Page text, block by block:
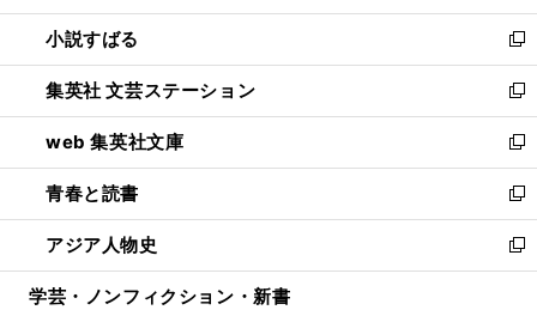
開
く
ウ
で
開
く
し
い
ウ
ィ
ン
ド
ウ
で
開
く
小説すばる
新
し
い
ウ
ィ
ン
ド
ウ
で
開
集英社 文芸ステーション
新
し
い
ウ
ィ
ン
ド
ウ
web 集英社文庫
新
し
い
ウ
ィ
ン
青春と読書
新
し
い
ウ
アジア人物史
新
し
学芸・ノンフィクション・新書